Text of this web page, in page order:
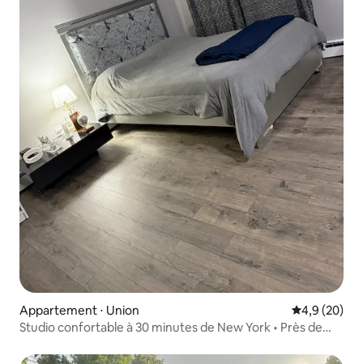
Appartement ⋅ Union Évaluation
4,9 (20)
Studio confortable à 30 minutes de New York • Près de